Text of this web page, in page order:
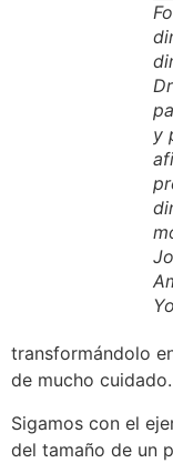
y
transformándolo
de mucho cuidado.
Sigamos con el
del tamaño de un